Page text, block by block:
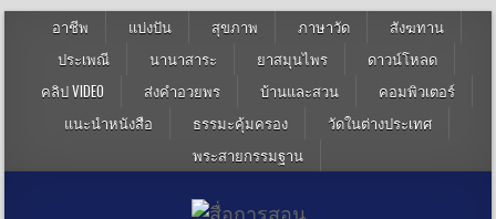
อาชีพ แบ่งปัน สุขภาพ ภาษาวัด
สังฆทาน
ประเพณี
นานาสาระ ยาสมุนไพร
ดาวน์โหลด
คลิป VIDEO
ส่งคำอวยพร บ้านและสวน
คอมพิวเตอร์
แนะนำหนังสือ
ธรรมะคุ้มครอง
วัดในต่างประเทศ
พระสายกรรมฐาน